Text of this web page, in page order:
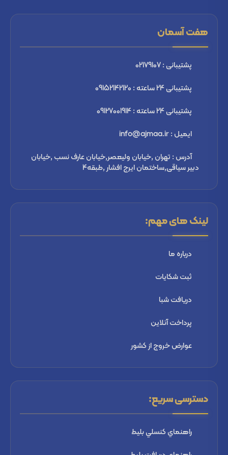
هفت آسمان
پشتیبانی : 02179107
پشتیبانی 24 ساعته : 09152142120
پشتیبانی 24 ساعته : 09127001914
ایمیل : info@ajmaa.ir
آدرس : تهران ,خیابان ولیعصر,خیابان عارف نسب ,خیابان
دبیر سیاقی,ساختمان ایرج افشار ,طبقه4
لینک های مهم:
درباره ما
ثبت شكايات
دریافت شبا
پرداخت آنلاین
عوارض خروج از کشور
دسترسی سریع:
راهنماي كنسلي بليط